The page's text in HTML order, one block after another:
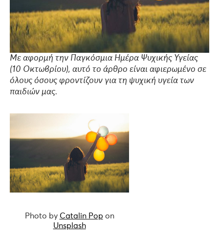
Με αφορμή την Παγκόσμια Ημέρα Ψυχικής Υγείας
(10 Οκτωβρίου), αυτό το άρθρο είναι αφιερωμένο σε
όλους όσους φροντίζουν για τη ψυχική υγεία των
παιδιών μας.
Photo by Catalin Pop on
Unsplash